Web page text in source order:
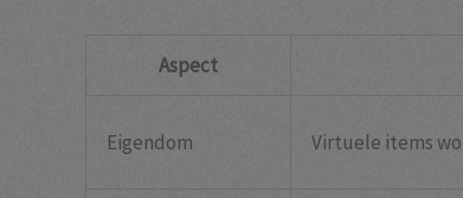
Aspect
Eigendom Virtuele items